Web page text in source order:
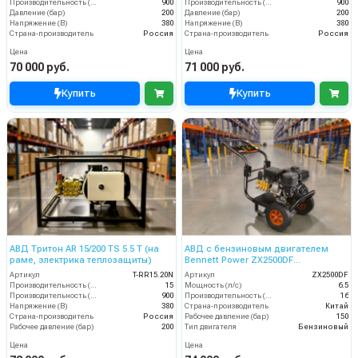
900
Давление (бар)
200
Напряжение (В)
380
Страна-производитель
Россия
Цена
70 000 руб.
Купить
900
Давление (бар)
200
Напряжение (В)
380
Страна-производитель
Россия
Цена
71 000 руб.
Купить
АВД Тритон AR 15/200 TS 5.5 T (на
раме, электрика теплозащиты)
Артикул
T-RR15.20N
Производительность (л/мин)
15
Производительность (л/ч)
900
Напряжение (В)
380
Страна-производитель
Россия
Рабочее давление (бар)
200
Цена
АВД с бензиновым двигателем
Bennett Power ZX2500DF
(электрический стартер)
Артикул
ZX2500DF
Мощность (л/с)
6.5
Производительность (л/мин)
16
Страна-производитель
Китай
Рабочее давление (бар)
150
Тип двигателя
Бензиновый
Цена